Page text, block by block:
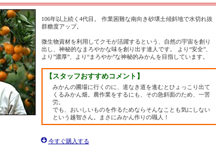
106年以上続く4代目。 作業困難な南向き砂壌土傾斜地で水切れ抜
群糖度アップ。
微生物資材を利用してクモが活躍するという、自然の宇宙を創り
出し、神秘的なまろやかな味を創り出す達人です。 より“安全”、
より”濃厚”、より“まろやか”な神秘的みかんを目指しています。
【スタッフおすすめコメント】
みかんの圃場に行くのに、道なき道を進むとひょっこり出て
くるみかん畑。農作業をするにも、その急斜面のため、一苦
労。
でも、おいしいものを作るためならそんなことも気にしない
という越智さん。まさにみかん作りの職人！
今すぐ購入する